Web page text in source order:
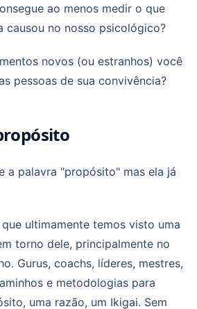
ao menos medir o que
causou no nosso psicológico?
novos (ou estranhos) você
pessoas de sua convivência?
a palavra "propósito" mas ela já
ultimamente temos visto uma
torno dele, principalmente no
Gurus, coachs, líderes, mestres,
e metodologias para
uma razão, um Ikigai. Sem